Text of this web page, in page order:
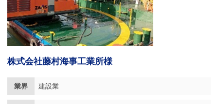
株式会社藤村海事工業所様
業界 建設業